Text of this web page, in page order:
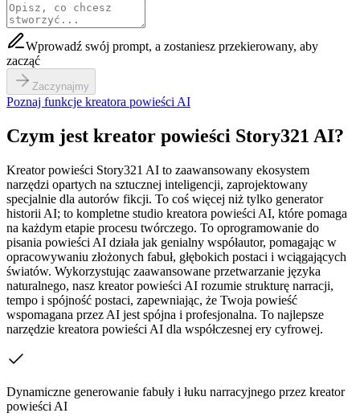
Wprowadź swój prompt, a zostaniesz przekierowany, aby
zacząć
Zaczynajmy
Poznaj funkcje kreatora powieści AI
Czym jest kreator powieści Story321 AI?
Kreator powieści Story321 AI to zaawansowany ekosystem
narzędzi opartych na sztucznej inteligencji, zaprojektowany
specjalnie dla autorów fikcji. To coś więcej niż tylko generator
historii AI; to kompletne studio kreatora powieści AI, które pomaga
na każdym etapie procesu twórczego. To oprogramowanie do
pisania powieści AI działa jak genialny współautor, pomagając w
opracowywaniu złożonych fabuł, głębokich postaci i wciągających
światów. Wykorzystując zaawansowane przetwarzanie języka
naturalnego, nasz kreator powieści AI rozumie strukturę narracji,
tempo i spójność postaci, zapewniając, że Twoja powieść
wspomagana przez AI jest spójna i profesjonalna. To najlepsze
narzędzie kreatora powieści AI dla współczesnej ery cyfrowej.
Dynamiczne generowanie fabuły i łuku narracyjnego przez kreator
powieści AI